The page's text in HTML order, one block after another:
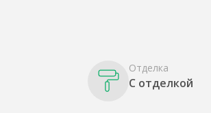
Отделка
С отделкой